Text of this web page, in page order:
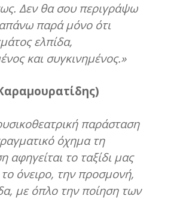
Δεν θα σου περιγράψω
παρά μόνο ότι
ελπίδα,
και συγκινημένος.»
παράσταση
όχημα τη
αφηγείται το ταξίδι μας
όνειρο, την προσμονή,
με όπλο την ποίηση των